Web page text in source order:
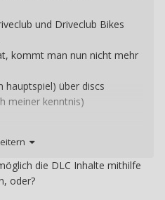
und Driveclub Bikes
kommt man nun nicht mehr
hauptspiel) über discs
meiner kenntnis)
quartals abgeschaltet,
trophäen mehr erspielt
keinen zugriff mehr auf die
die DLC Inhalte mithilfe
oder?